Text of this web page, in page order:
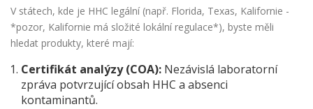
V státech, kde je HHC legální (např. Florida, Texas, Kalifornie -
*pozor, Kalifornie má složité lokální regulace*), byste měli
hledat produkty, které mají:
Certifikát analýzy (COA): Nezávislá laboratorní
zpráva potvrzující obsah HHC a absenci
kontaminantů.